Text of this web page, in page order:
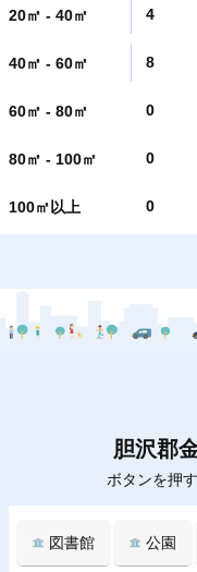
20㎡ - 40㎡ 4
40㎡ - 60㎡ 8
60㎡ - 80㎡ 0
80㎡ - 100㎡ 0
100㎡以上 0
胆沢郡
ボタンを押
図書館 公園